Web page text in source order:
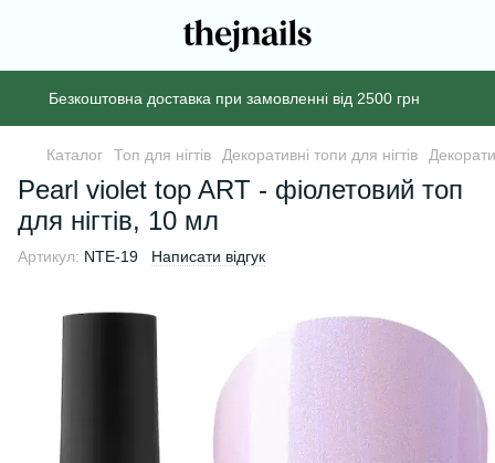
Безкоштовна доставка при замовленні від 2500 грн
Каталог Топ для нігтів Декоративні топи для нігтів
Pearl violet top ART - фіолетовий топ
для нігтів, 10 мл
Артикул: NTE-19 Написати відгук